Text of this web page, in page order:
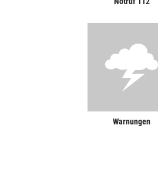
Warnungen